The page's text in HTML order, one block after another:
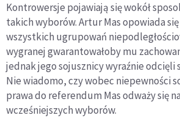
Kontrowersje pojawiają się wokół
takich wyborów. Artur Mas opowiada
wszystkich ugrupowań
wygranej gwarantowałoby mu
jednak jego sojusznicy wyraźnie odcięli
Nie wiadomo, czy wobec niepewności
prawa do referendum Mas odważy się
wcześniejszych wyborów.